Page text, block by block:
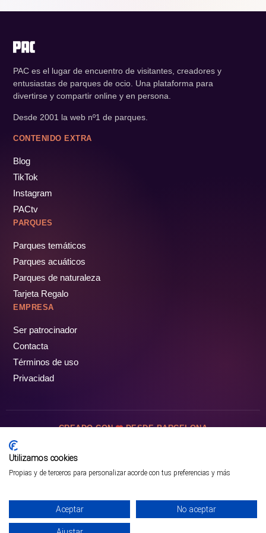
PAC es el lugar de encuentro de visitantes, creadores y
entusiastas de parques de ocio. Una plataforma para
divertirse y compartir online y en persona.
Desde 2001 la web nº1 de parques.
CONTENIDO EXTRA
Blog
TikTok
Instagram
PACtv
PARQUES
Parques temáticos
Parques acuáticos
Parques de naturaleza
Tarjeta Regalo
EMPRESA
Ser patrocinador
Contacta
Términos de uso
Privacidad
CREADO CON DESDE BARCELONA
Utilizamos cookies
Propias y de terceros para personalizar acorde con tus preferencias y más
Aceptar No aceptar